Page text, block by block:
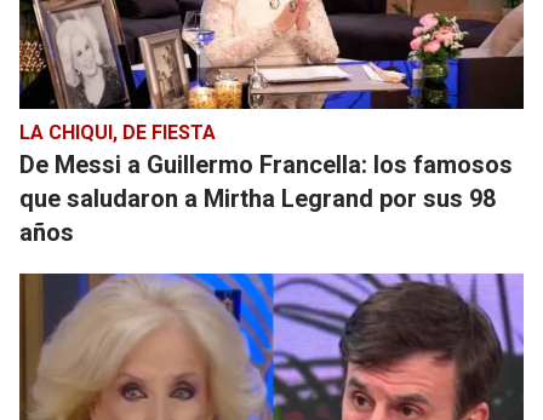
LA CHIQUI, DE FIESTA
De Messi a Guillermo Francella: los famosos
que saludaron a Mirtha Legrand por sus 98
años